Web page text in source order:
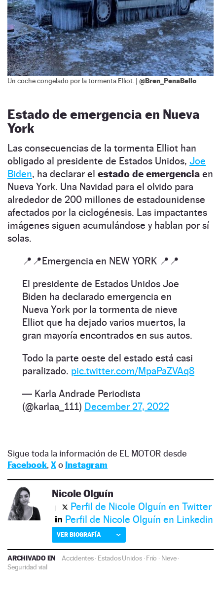
Un coche congelado por la tormenta Elliot. | @Bren_PenaBello
Estado de emergencia en Nueva
York
Las consecuencias de la tormenta Elliot han
obligado al presidente de Estados Unidos, Joe
Biden, ha declarar el estado de emergencia en
Nueva York. Una Navidad para el olvido para
alrededor de 200 millones de estadounidense
afectados por la ciclogénesis. Las impactantes
imágenes siguen acumulándose y hablan por sí
solas.
📍📍Emergencia en NEW YORK 📍📍
El presidente de Estados Unidos Joe
Biden ha declarado emergencia en
Nueva York por la tormenta de nieve
Elliot que ha dejado varios muertos, la
gran mayoría encontrados en sus autos.
Todo la parte oeste del estado está casi
paralizado. pic.twitter.com/MpaPaZVAq8
— Karla Andrade Periodista
(@karlaa_111) December 27, 2022
Sigue toda la información de EL MOTOR desde
Facebook, Xo Instagram
Nicole Olguín
Perfil de Nicole Olguín en Twitter
Perfil de Nicole Olguín en Linkedin
VER BIOGRAFÍA
ARCHIVADO EN Accidentes· Estados Unidos·Frío · Nieve·
Seguridad vial